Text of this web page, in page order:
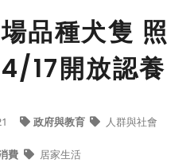
品種犬隻 照
17開放認養
政府與教育 人群與社會
費 居家生活